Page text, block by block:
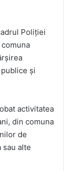
Poliției
și
activitatea
din comuna
de
alte